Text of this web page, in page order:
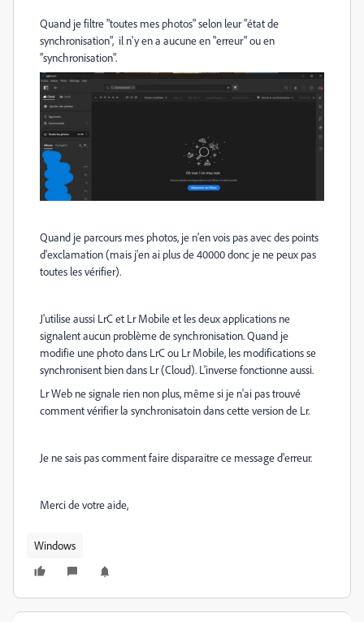
Quand je filtre "toutes mes photos" selon leur "état de
synchronisation", il n'y en a aucune en "erreur" ou en
"synchronisation".
Quand je parcours mes photos, je n'en vois pas avec des points
d'exclamation (mais j'en ai plus de 40000 donc je ne peux pas
toutes les vérifier).
J'utilise aussi LrC et Lr Mobile et les deux applications ne
signalent aucun problème de synchronisation. Quand je
modifie une photo dans LrC ou Lr Mobile, les modifications se
synchronisent bien dans Lr (Cloud). L'inverse fonctionne aussi.
Lr Web ne signale rien non plus, même si je n'ai pas trouvé
comment vérifier la synchronisatoin dans cette version de Lr.
Je ne sais pas comment faire disparaitre ce message d'erreur.
Merci de votre aide,
Windows